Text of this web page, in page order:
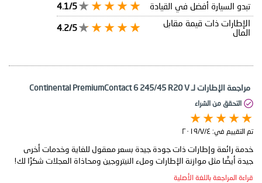
تبدو السيارة أفضل في القيادة
4.1/5
الإطارات ذات قيمة مقابل
المال
4.2/5
مراجعة الإطارات لـ Continental PremiumContact 6 245/45 R20 V
التحقق من الشراء
تم التقييم في: ٤‏/٧‏/٢٠١٩
خدمة رائعة وإطارات ذات جودة جيدة بسعر معقول للغاية وخدمات أخرى
جيدة أيضًا مثل موازنة الإطارات وملء النيتروجين ومحاذاة العجلات شكرًا لك!
قراءة المراجعة باللغة الأصلية